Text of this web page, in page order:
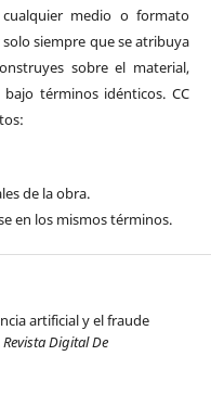
medio o formato
siempre que se atribuya
sobre el material,
términos idénticos. CC
de la obra.
en los mismos términos.
artificial y el fraude
Revista Digital De